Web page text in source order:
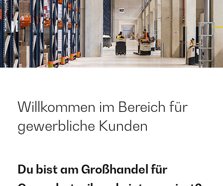
Willkommen im Bereich für
gewerbliche Kunden ​
Du bist am Großhandel für